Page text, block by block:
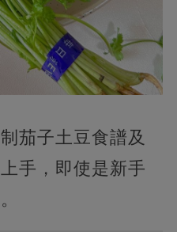
茄子土豆食譜及
手，即使是新手